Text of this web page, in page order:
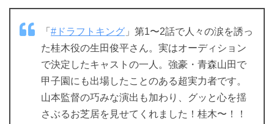
「 #ドラフトキング 」第1〜2話で人々の涙を誘っ
た桂木役の生田俊平さん。実はオーディション
で決定したキャストの一人。強豪・青森山田で
甲子園にも出場したことのある超実力者です。
山本監督の巧みな演出も加わり、グッと心を揺
さぶるお芝居を見せてくれました！桂木〜！！